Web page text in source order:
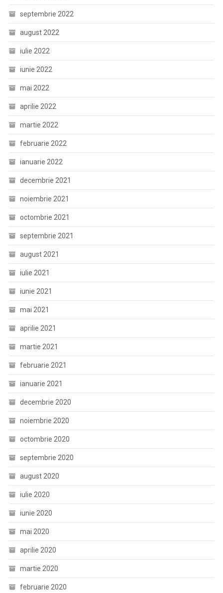
septembrie 2022
august 2022
iulie 2022
iunie 2022
mai 2022
aprilie 2022
martie 2022
februarie 2022
ianuarie 2022
decembrie 2021
noiembrie 2021
octombrie 2021
septembrie 2021
august 2021
iulie 2021
iunie 2021
mai 2021
aprilie 2021
martie 2021
februarie 2021
ianuarie 2021
decembrie 2020
noiembrie 2020
octombrie 2020
septembrie 2020
august 2020
iulie 2020
iunie 2020
mai 2020
aprilie 2020
martie 2020
februarie 2020